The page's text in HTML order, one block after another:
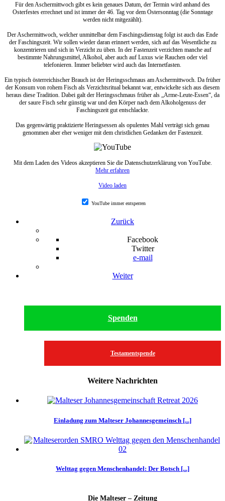
Für den Aschermittwoch gibt es kein genaues Datum, der Termin wird anhand des
Osterfestes errechnet und ist immer der 46. Tag vor dem Ostersonntag (die Sonntage
werden nicht mitgezählt).
Der Aschermittwoch, welcher unmittelbar dem Faschingsdienstag folgt ist auch das Ende
der Faschingszeit. Wir sollen wieder daran erinnert werden, sich auf das Wesentliche zu
konzentrieren und sich in Verzicht zu üben. In der Fastenzeit verzichten manche auf
bestimmte Nahrungsmittel, Alkohol, aber auch auf Luxus wie Rauchen oder viel
telefonieren. Immer beliebter wird auch das Internetfasten.
Ein typisch österreichischer Brauch ist der Heringsschmaus am Aschermittwoch. Da früher
der Konsum von rohem Fisch als Verzichtsritual bekannt war, entwickelte sich aus diesem
heraus diese Tradition. Dabei galt der Heringsschmaus früher als „Arme-Leute-Essen“, da
der saure Fisch sehr günstig war und den Körper nach dem Alkoholgenuss der
Faschingszeit gut entschlackte.
Das gegenwärtig praktizierte Heringsessen als opulentes Mahl verträgt sich genau
genommen aber eher weniger mit dem christlichen Gedanken der Fastenzeit.
Mit dem Laden des Videos akzeptieren Sie die Datenschutzerklärung von YouTube.
Mehr erfahren
Video laden
YouTube immer entsperren
Zurück
Facebook
Twitter
e-mail
Weiter
Spenden
Testamentspende
Weitere Nachrichten
Einladung zum Malteser Johannesgemeinsch [...]
Welttag gegen Menschenhandel: Der Botsch [...]
Die Malteser – Zeitung